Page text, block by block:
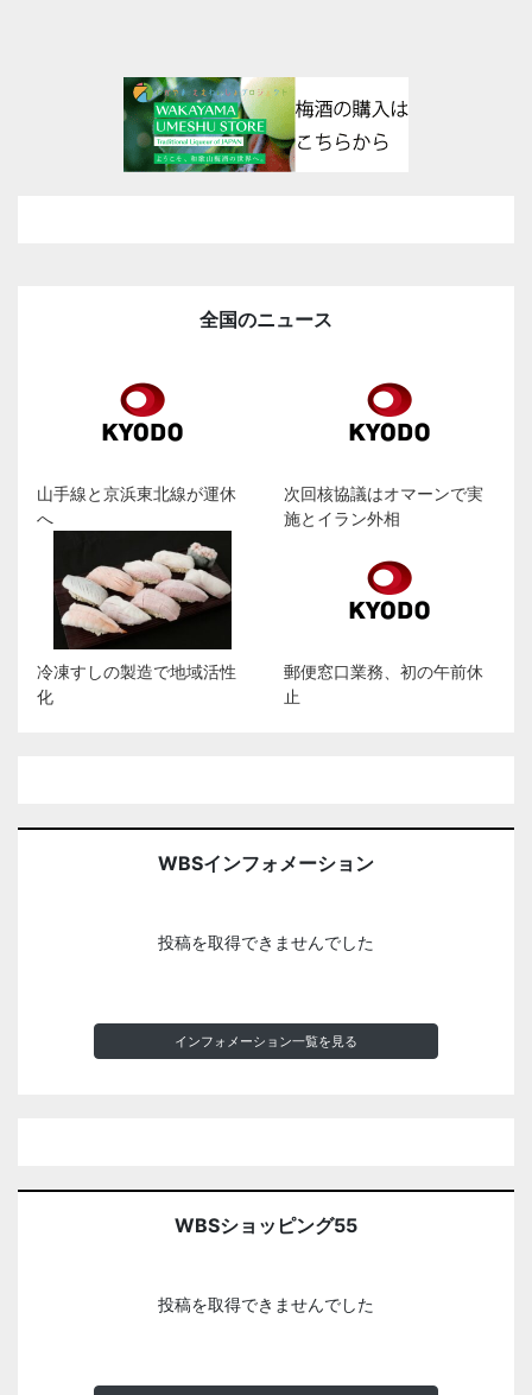
全国のニュース
山手線と京浜東北線が運休
へ
次回核協議はオマーンで実
施とイラン外相
冷凍すしの製造で地域活性
化
郵便窓口業務、初の午前休
止
WBSインフォメーション
投稿を取得できませんでした
インフォメーション一覧を見る
WBSショッピング55
投稿を取得できませんでした